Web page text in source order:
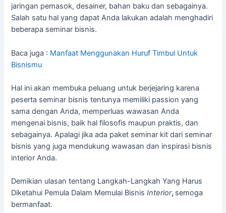
jaringan pemasok, desainer, bahan baku dan sebagainya.
Salah satu hal yang dapat Anda lakukan adalah menghadiri
beberapa seminar bisnis.
Baca juga : Manfaat Menggunakan Huruf Timbul Untuk
Bisnismu
Hal ini akan membuka peluang untuk berjejaring karena
peserta seminar bisnis tentunya memiliki passion yang
sama dengan Anda, memperluas wawasan Anda
mengenai bisnis, baik hal filosofis maupun praktis, dan
sebagainya. Apalagi jika ada paket seminar kit dari seminar
bisnis yang juga mendukung wawasan dan inspirasi bisnis
interior Anda.
Demikian ulasan tentang Langkah-Langkah Yang Harus
Diketahui Pemula Dalam Memulai BisnisInterior, semoga
bermanfaat.